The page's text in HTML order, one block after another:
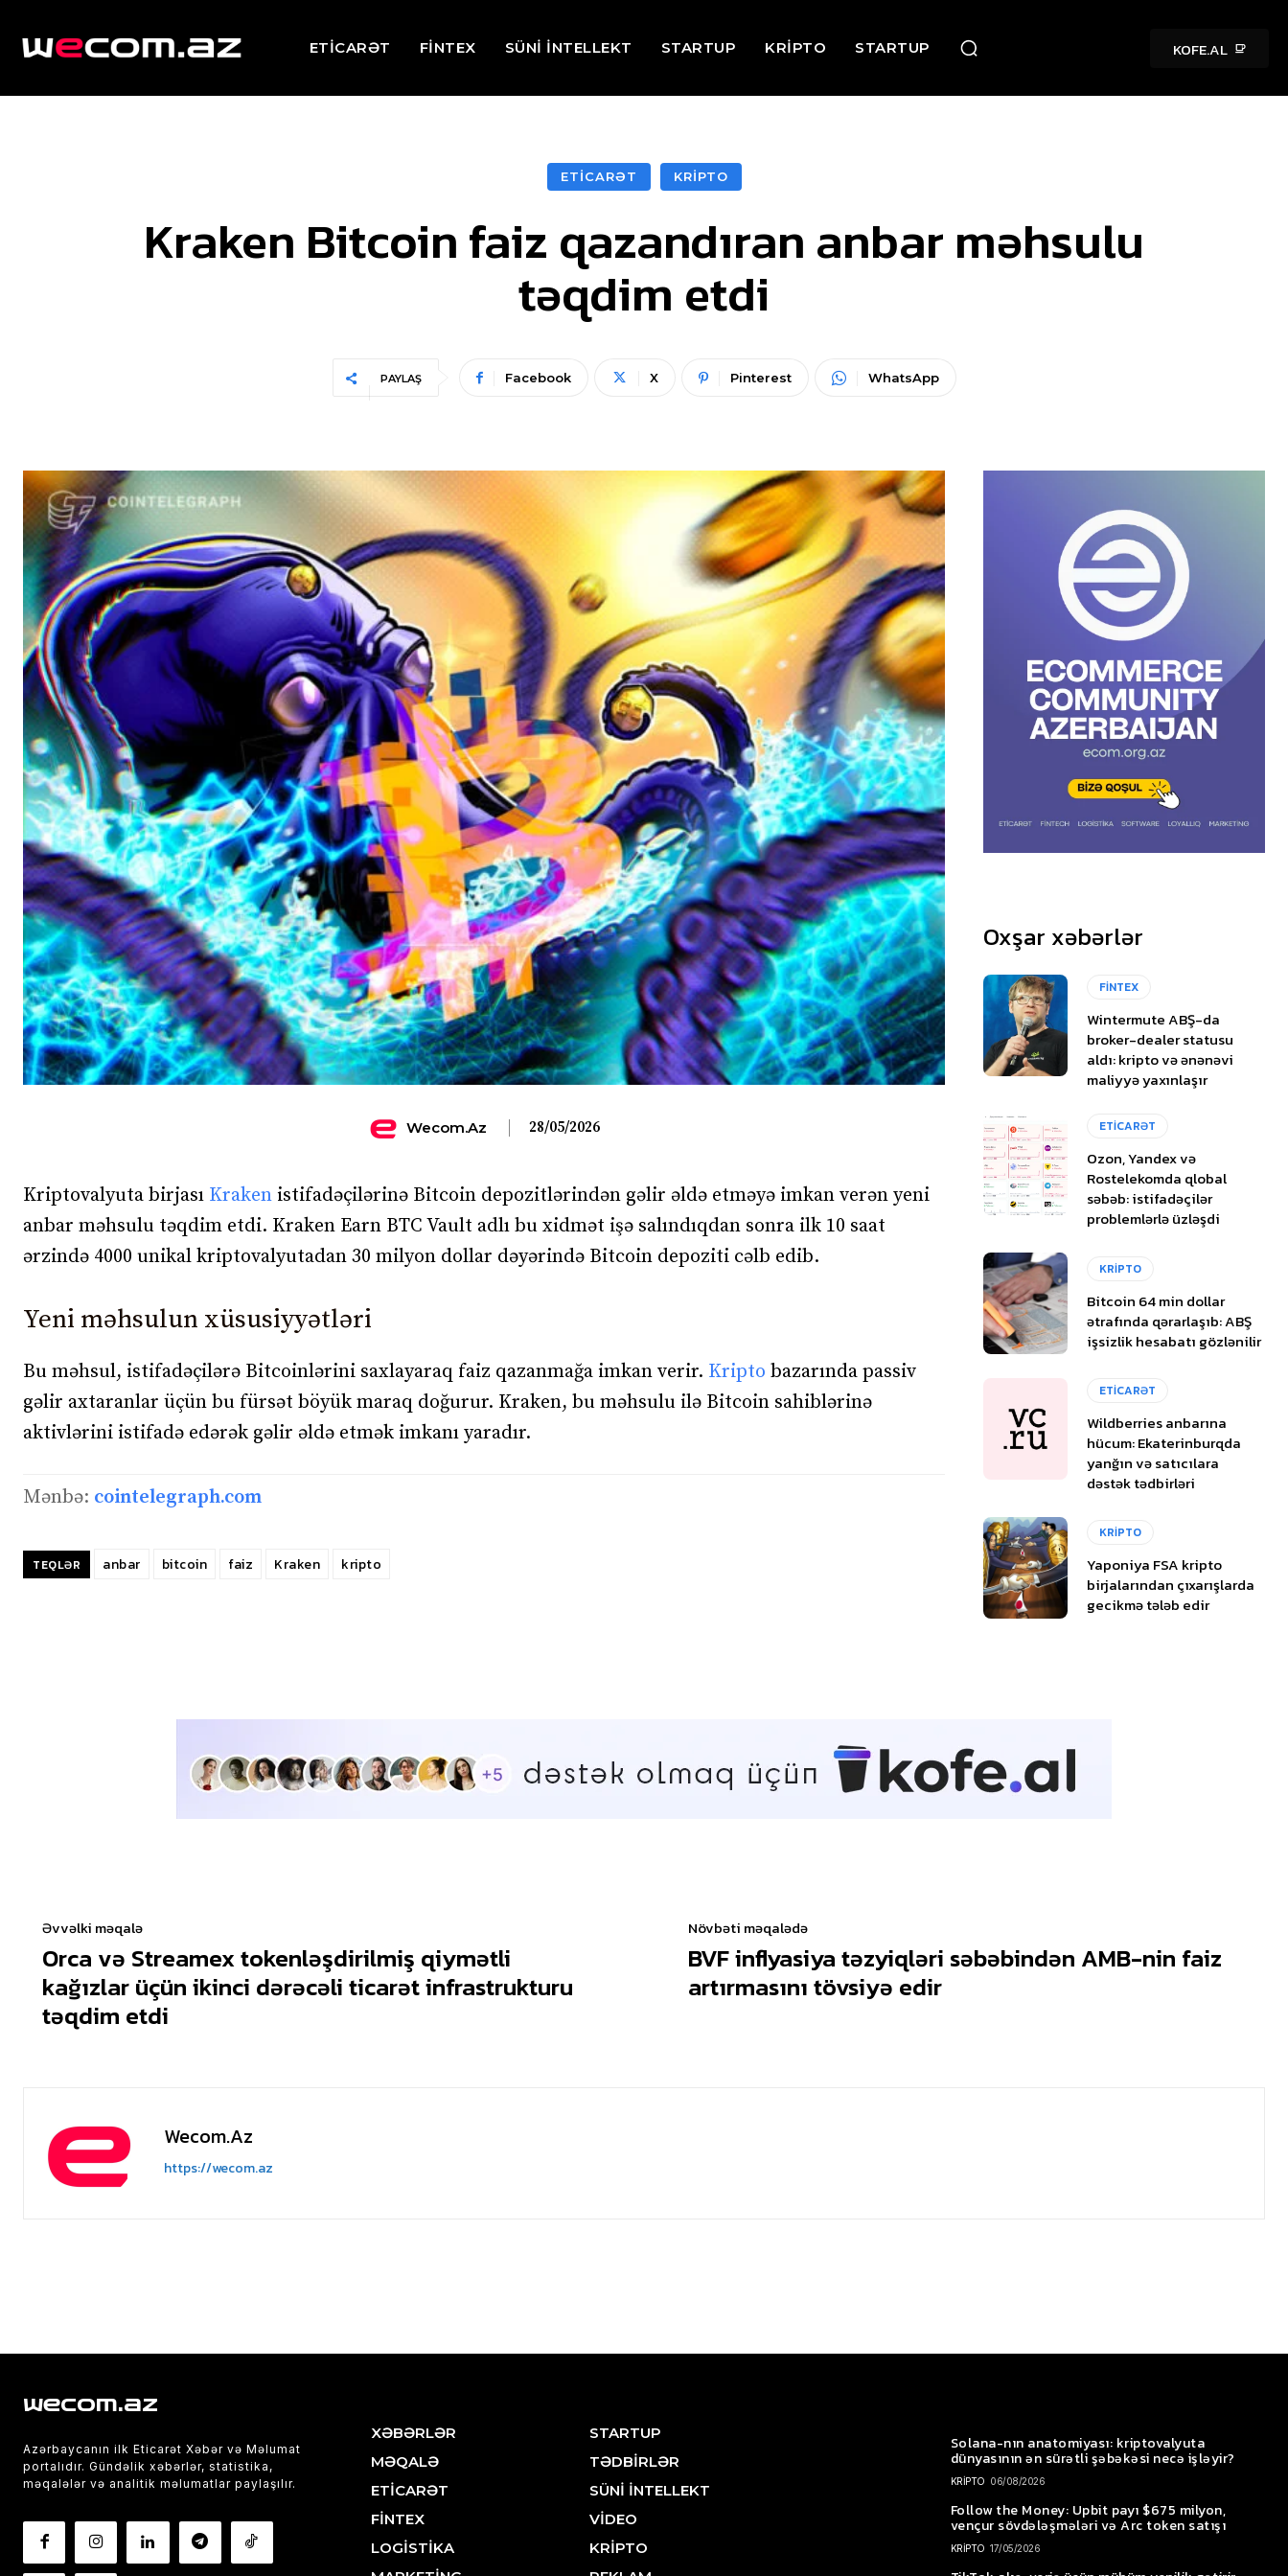
ETİCARƏT FİNTEX SÜNİ İNTELLEKT STARTUP KRİPTO STARTUP KOFE.AL
ETİCARƏT KRİPTO
Kraken Bitcoin faiz qazandıran anbar məhsulu
təqdim etdi
PAYLAŞ Facebook X Pinterest WhatsApp
Wecom.az 28/05/2026
Kriptovalyuta birjası Kraken istifadəçilərinə Bitcoin depozitlərindən gəlir əldə etməyə imkan verən yeni
anbar məhsulu təqdim etdi. Kraken Earn BTC Vault adlı bu xidmət işə salındıqdan sonra ilk 10 saat
ərzində 4000 unikal kriptovalyutadan 30 milyon dollar dəyərində Bitcoin depoziti cəlb edib.
Yeni məhsulun xüsusiyyətləri
Bu məhsul, istifadəçilərə Bitcoinlərini saxlayaraq faiz qazanmağa imkan verir. Kripto bazarında passiv
gəlir axtaranlar üçün bu fürsət böyük maraq doğurur. Kraken, bu məhsulu ilə Bitcoin sahiblərinə
aktivlərini istifadə edərək gəlir əldə etmək imkanı yaradır.
Mənbə: cointelegraph.com
TEQLƏR anbar bitcoin faiz Kraken kripto
Oxşar xəbərlər
FİNTEX
Wintermute ABŞ-da
broker-dealer statusu
aldı: kripto və ənənəvi
maliyyə yaxınlaşır
ETİCARƏT
Ozon, Yandex və
Rostelekomda qlobal
səbəb: istifadəçilər
problemlərlə üzləşdi
KRİPTO
Bitcoin 64 min dollar
ətrafında qərarlaşıb: ABŞ
işsizlik hesabatı gözlənilir
ETİCARƏT
Wildberries anbarına
hücum: Ekaterinburqda
yanğın və satıcılara
dəstək tədbirləri
KRİPTO
Yaponiya FSA kripto
birjalarından çıxarışlarda
gecikmə tələb edir
Əvvəlki məqalə
Orca və Streamex tokenləşdirilmiş qiymətli
kağızlar üçün ikinci dərəcəli ticarət infrastrukturu
təqdim etdi
Növbəti məqalədə
BVF inflyasiya təzyiqləri səbəbindən AMB-nin faiz
artırmasını tövsiyə edir
Wecom.az
https://wecom.az
wecom.az
Azərbaycanın ilk Eticarət Xəbər və Məlumat
portalıdır. Gündəlik xəbərlər, statistika,
məqalələr və analitik məlumatlar paylaşılır.
XƏBƏRLƏR
MƏQALƏ
ETİCARƏT
FİNTEX
LOGİSTİKA
STARTUP
TƏDBİRLƏR
SÜNİ İNTELLEKT
VİDEO
KRİPTO
Solana-nın anatomiyası: kriptovalyuta
dünyasının ən sürətli şəbəkəsi necə işləyir?
KRİPTO 06/08/2026
Follow the Money: Upbit payı $675 milyon,
vençur sövdələşmələri və Arc token satışı
KRİPTO 17/05/2026